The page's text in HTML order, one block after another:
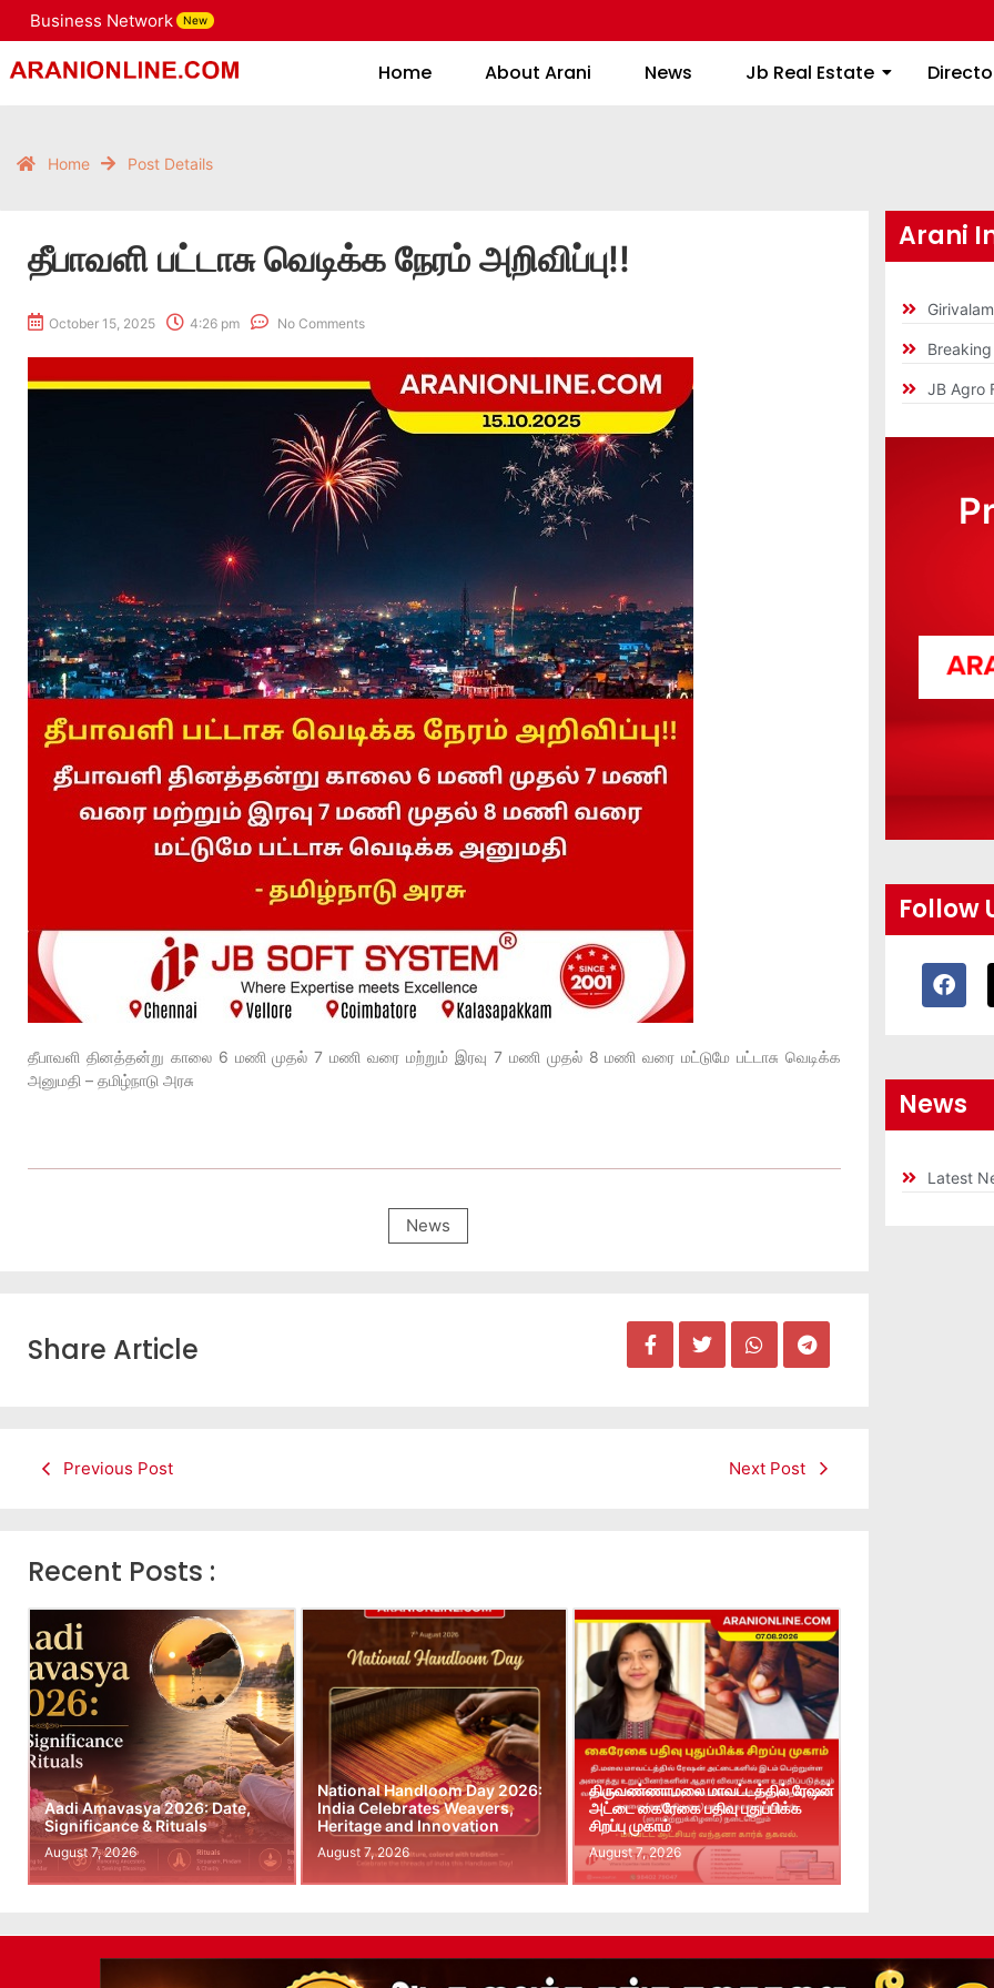
Business Network New
Home About Arani News Jb Real Estate
Home About Arani News Jb Real Estate
Home Post Details
தீபாவளி பட்டாசு வெடிக்க நேரம் அறிவிப்பு!!
October 15, 2025 4:26 pm No Comments
தீபாவளி தினத்தன்று காலை 6 மணி முதல் 7 மணி வரை மற்றும் இரவு 7 மணி முதல் 8 மணி வரை மட்டுமே பட்டாசு வெடிக்க
அனுமதி – தமிழ்நாடு அரசு
News
Share Article
Previous Post Next Post
Recent Posts :
Aadi Amavasya 2026: Date,
Significance & Rituals
August 7, 2026
National Handloom Day 2026:
India Celebrates Weavers,
Heritage and Innovation
August 7, 2026
திருவண்ணாமலை மாவட்டத்தில் ரேஷன்
அட்டை கைரேகை பதிவு புதுப்பிக்க
சிறப்பு முகாம்
August 7, 2026
Arani
JB Agro
Follow
News
Latest